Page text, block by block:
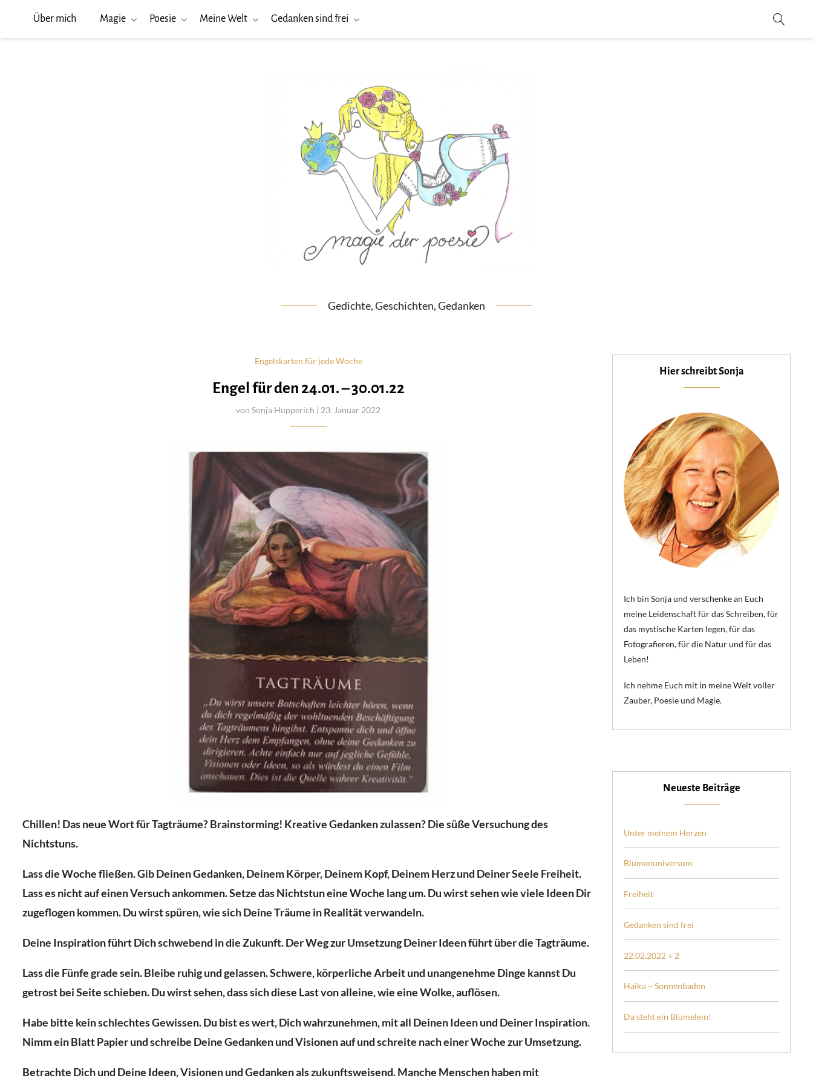
Über mich Magie Poesie Meine Welt Gedanken sind frei
Gedichte, Geschichten, Gedanken
Engelskarten für jede Woche
Engel für den 24.01. – 30.01.22
von Sonja Hupperich | 23. Januar 2022
Chillen! Das neue Wort für Tagträume? Brainstorming! Kreative Gedanken zulassen? Die süße Versuchung des
Nichtstuns.
Lass die Woche fließen. Gib Deinen Gedanken, Deinem Körper, Deinem Kopf, Deinem Herz und Deiner Seele Freiheit.
Lass es nicht auf einen Versuch ankommen. Setze das Nichtstun eine Woche lang um. Du wirst sehen wie viele Ideen Dir
zugeflogen kommen. Du wirst spüren, wie sich Deine Träume in Realität verwandeln.
Deine Inspiration führt Dich schwebend in die Zukunft. Der Weg zur Umsetzung Deiner Ideen führt über die Tagträume.
Lass die Fünfe grade sein. Bleibe ruhig und gelassen. Schwere, körperliche Arbeit und unangenehme Dinge kannst Du
getrost bei Seite schieben. Du wirst sehen, dass sich diese Last von alleine, wie eine Wolke, auflösen.
Habe bitte kein schlechtes Gewissen. Du bist es wert, Dich wahrzunehmen, mit all Deinen Ideen und Deiner Inspiration.
Nimm ein Blatt Papier und schreibe Deine Gedanken und Visionen auf und schreite nach einer Woche zur Umsetzung.
Betrachte Dich und Deine Ideen, Visionen und Gedanken als zukunftsweisend. Manche Menschen haben mit
Hier schreibt Sonja
Ich bin Sonja und verschenke an Euch
meine Leidenschaft für das Schreiben, für
das mystische Karten legen, für das
Fotografieren, für die Natur und für das
Leben!
Ich nehme Euch mit in meine Welt voller
Zauber, Poesie und Magie.
Neueste Beiträge
Unter meinem Herzen
Blumenuniversum
Freiheit
Gedanken sind frei
22.02.2022 + 2
Haiku – Sonnenbaden
Da steht ein Blümelein!